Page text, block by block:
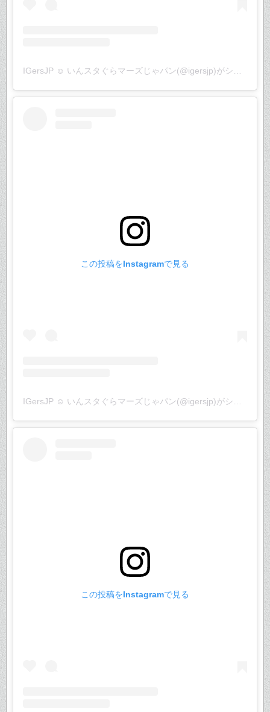
この投稿をInstagramで見る
この投稿をInstagramで見る